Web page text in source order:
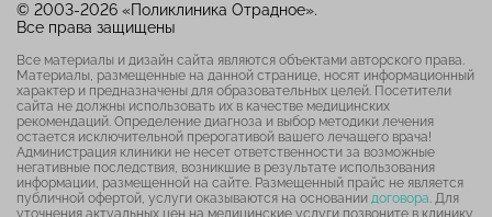
© 2003-2026 «Поликлиника Отрадное».
Все права защищены
Все материалы и дизайн сайта являются объектами авторского права.
Материалы, размещенные на данной странице, носят информационный
характер и предназначены для образовательных целей. Посетители
сайта не должны использовать их в качестве медицинских
рекомендаций. Определение диагноза и выбор методики лечения
остается исключительной прерогативой вашего лечащего врача!
Администрация клиники не несет ответственности за возможные
негативные последствия, возникшие в результате использования
информации, размещенной на сайте. Размещенный прайс не является
публичной офертой, услуги оказываются на основании договора. Для
уточнения актуальных цен на медицинские услуги позвоните в клинику